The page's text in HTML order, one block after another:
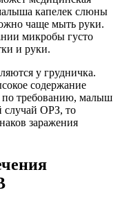
капелек слюны
чаще мыть руки.
микробы густо
и руки.
у грудничка.
содержание
по требованию, малыш
случай ОРЗ, то
заражения